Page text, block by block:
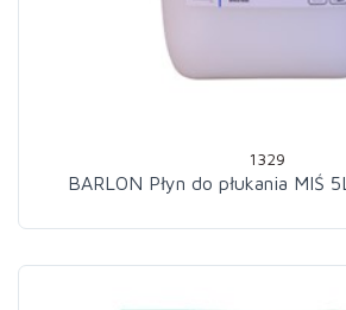
1329
BARLON Płyn do płukania MIŚ